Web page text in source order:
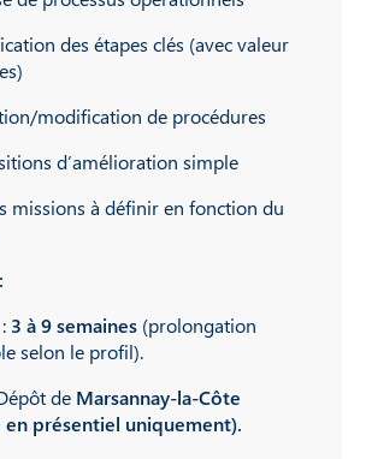
des étapes clés (avec valeur
modification de procédures
d’amélioration simple
missions à définir en fonction du
3 à 9 semaines (prolongation
selon le profil).
de Marsannay-la-Côte
en présentiel uniquement).